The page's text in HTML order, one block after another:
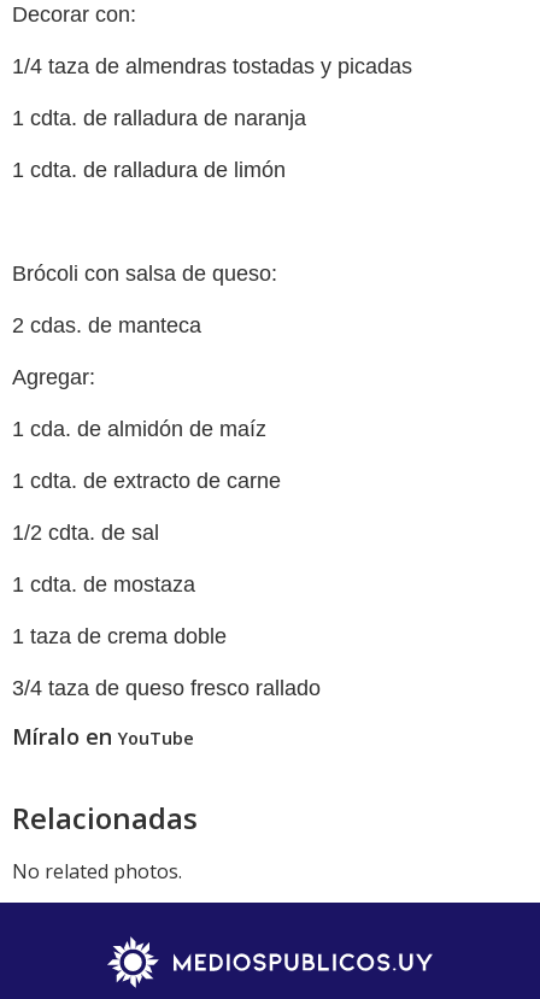
Decorar con:
1/4 taza de almendras tostadas y picadas
1 cdta. de ralladura de naranja
1 cdta. de ralladura de limón
Brócoli con salsa de queso:
2 cdas. de manteca
Agregar:
1 cda. de almidón de maíz
1 cdta. de extracto de carne
1/2 cdta. de sal
1 cdta. de mostaza
1 taza de crema doble
3/4 taza de queso fresco rallado
Míralo enYouTube
Relacionadas
No related photos.